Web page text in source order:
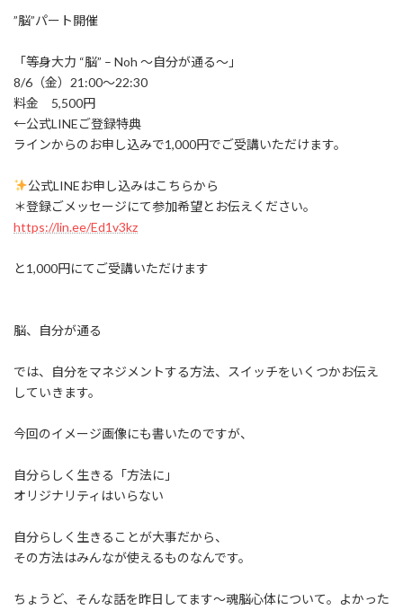
”脳”パート開催
「等身大力 “脳” – Noh 〜自分が通る〜」
8/6（金）21:00〜22:30
料金 5,500円
←公式LINEご登録特典
ラインからのお申し込みで1,000円でご受講いただけます。
公式LINEお申し込みはこちらから
＊登録ごメッセージにて参加希望とお伝えください。
https://lin.ee/Ed1v3kz
と1,000円にてご受講いただけます
脳、自分が通る
では、自分をマネジメントする方法、スイッチをいくつかお伝え
していきます。
今回のイメージ画像にも書いたのですが、
自分らしく生きる「方法に」
オリジナリティはいらない
自分らしく生きることが大事だから、
その方法はみんなが使えるものなんです。
ちょうど、そんな話を昨日してます〜魂脳心体について。よかった